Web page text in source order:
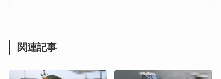
関連記事